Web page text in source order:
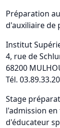
Préparation
d'auxiliaire de
Institut
4, rue de
68200
Tél.
Stage
l'admission
d'éducateur